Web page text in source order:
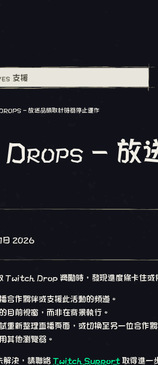
- 放送品領取計時器停止運作
- 放
日 2026
Twitch Drop 獎勵時，發現進度條卡住或
合作夥伴或支援此活動的頻道。
目前視窗，而非在背景執行。
重新整理直播頁面，或切換至另一位合作
其他瀏覽器。
解決，請聯絡 Twitch Support 取得進一